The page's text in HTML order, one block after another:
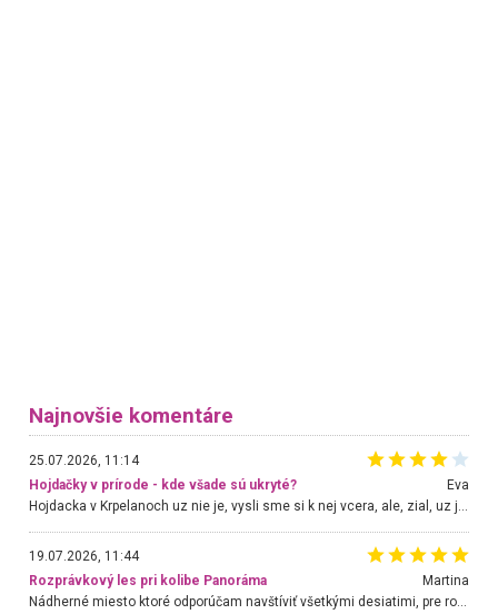
Najnovšie komentáre
25.07.2026, 11:14
Hojdačky v prírode - kde všade sú ukryté?
Eva
19.07.2026, 11:44
Rozprávkový les pri kolibe Panoráma
Martina
Nádherné miesto ktoré odporúčam navštíviť všetkými desiatimi, pre rodiny s deťmi, dôchodcom... Proste a jednoducho ozaj rozprávkový les.. určite ešte prídeme. Odniesli sme si na pamiatku krásne tričká,